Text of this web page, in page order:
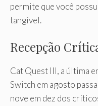
permite que você
tangível.
Recepção
Cat Quest III, a última
Switch em agosto
nove em dez dos